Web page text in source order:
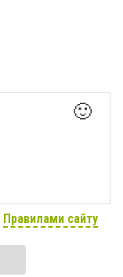
🙂
Правилами сайту